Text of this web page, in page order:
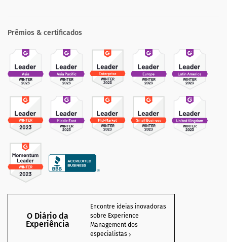
Prêmios & certificados
O Diário da
Experiência
Encontre ideias inovadoras
sobre Experience
Management dos
especialistas